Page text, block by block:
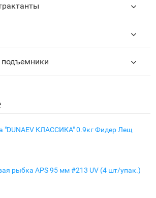
подъемники
"DUNAEV КЛАССИКА" 0.9кг Фидер Лещ
рыбка APS 95 мм #213 UV (4 шт/упак.)